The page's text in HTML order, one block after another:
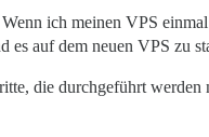
ich meinen VPS
es auf dem neuen VPS zu
die durchgeführt werden